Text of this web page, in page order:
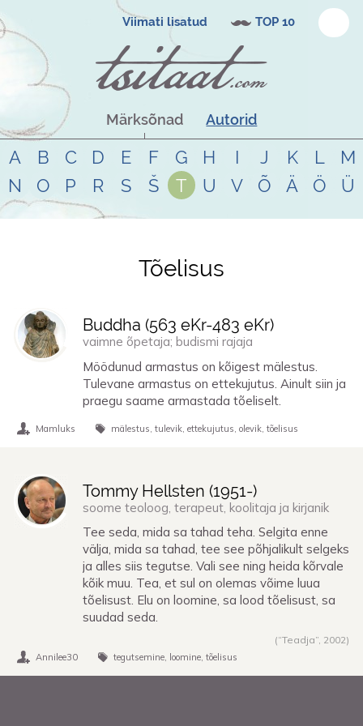
Viimati lisatud TOP 10
Märksõnad Autorid
A B C D E F G H I J K L
M
N
O P R S Š T U V Õ Ä Ö Ü
Tsitaadid teemaltõelisus
Tõelisus
Buddha (563 eKr-483 eKr)
vaimne õpetaja; budismi rajaja
Möödunud armastus on kõigest mälestus.
Tulevane armastus on ettekujutus. Ainult siin ja
praegu saame armastada tõeliselt.
Mamluks mälestus tulevik ettekujutus olevik tõelisus
Tommy Hellsten (1951-)
soome teoloog, terapeut, koolitaja ja kirjanik
Tee seda, mida sa tahad teha. Selgita enne
välja, mida sa tahad, tee see põhjalikult selgeks
ja alles siis tegutse. Vali see ning heida kõrvale
kõik muu. Tea, et sul on olemas võime luua
tõelisust. Elu on loomine, sa lood tõelisust, sa
suudad seda.
(“Teadja”, 2002)
Annilee30 tegutsemine loomine tõelisus